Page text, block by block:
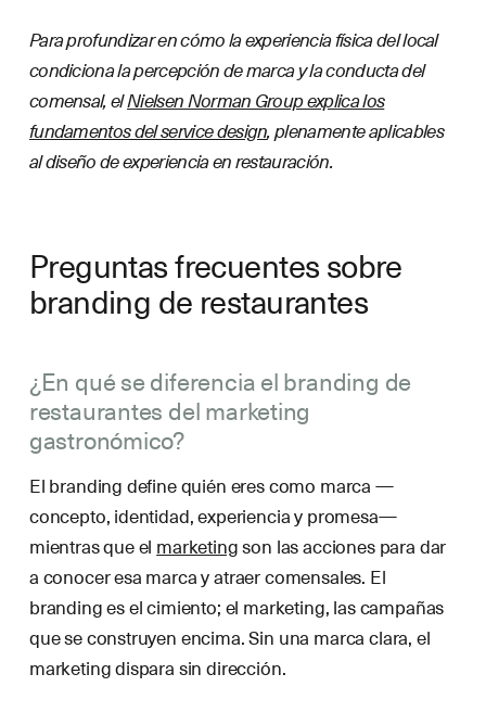
Para profundizar en cómo la experiencia física del local
condiciona la percepción de marca y la conducta del
comensal, elNielsen Norman Group explica los
fundamentos del service design, plenamente aplicables
al diseño de experiencia en restauración.
Preguntas frecuentes sobre
branding de restaurantes
¿En qué se diferencia el branding de
restaurantes del marketing
gastronómico?
El branding define quién eres como marca —
concepto, identidad, experiencia y promesa—
mientras que el marketingson las acciones para dar
a conocer esa marca y atraer comensales. El
branding es el cimiento; el marketing, las campañas
que se construyen encima. Sin una marca clara, el
marketing dispara sin dirección.